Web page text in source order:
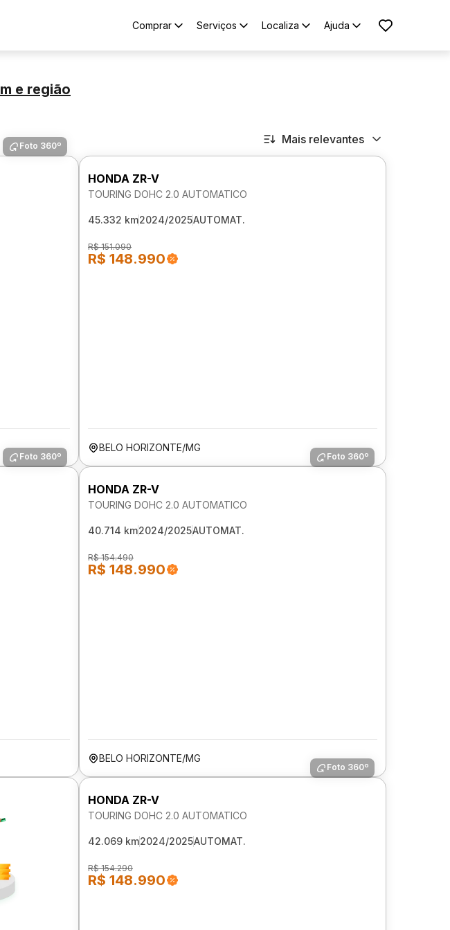
Comprar Serviços Localiza Ajuda
e região
Mais relevantes
Foto 360º
HONDA ZR-V
TOURING DOHC 2.0 AUTOMATICO
45.332 km2024/2025AUTOMAT.
R$ 151.090
R$ 148.990
BELO HORIZONTE/MG
Foto 360º Foto 360º
HONDA ZR-V
TOURING DOHC 2.0 AUTOMATICO
40.714 km2024/2025AUTOMAT.
R$ 154.490
R$ 148.990
BELO HORIZONTE/MG
Foto 360º
HONDA ZR-V
TOURING DOHC 2.0 AUTOMATICO
42.069 km2024/2025AUTOMAT.
R$ 154.290
R$ 148.990